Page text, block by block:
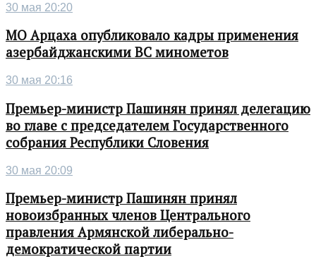
30 мая 20:20
МО Арцаха опубликовало кадры применения
азербайджанскими ВС минометов
30 мая 20:16
Премьер-министр Пашинян принял делегацию
во главе с председателем Государственного
собрания Республики Словения
30 мая 20:09
Премьер-министр Пашинян принял
новоизбранных членов Центрального
правления Армянской либерально-
демократической партии